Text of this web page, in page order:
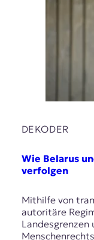
DEKODER
Wie Belarus
verfolgen
Mithilfe von
autoritäre